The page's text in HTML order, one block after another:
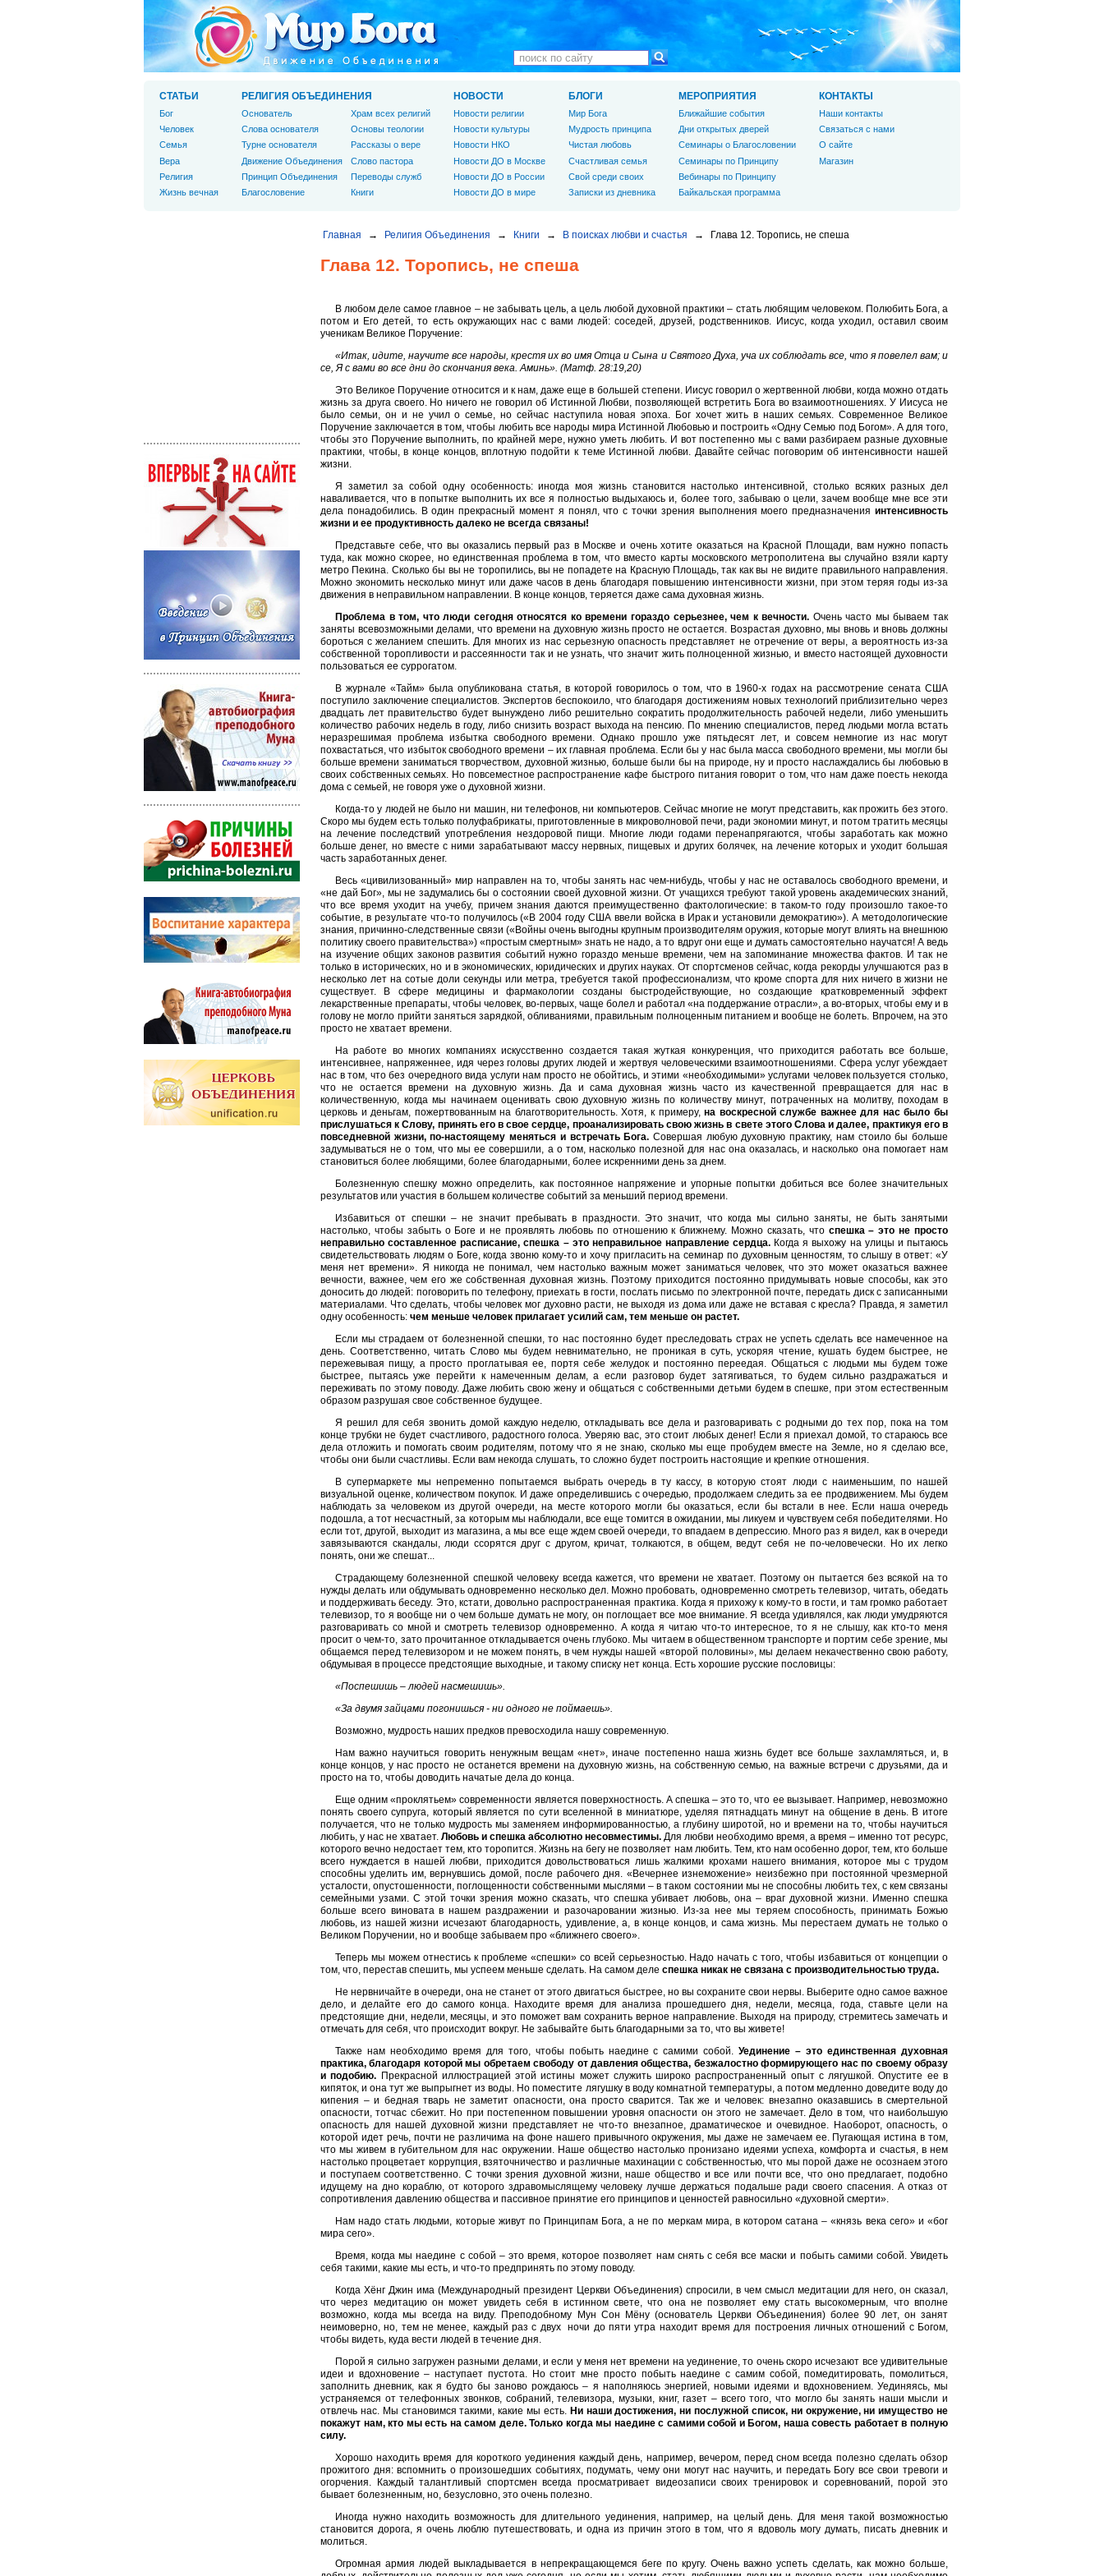
Главная → Религия Объединения → Книги → В поисках любви и счастья → Глава 12. Торопись, не спеша
Глава 12. Торопись, не спеша
В любом деле самое главное – не забывать цель, а цель любой духовной практики – стать любящим человеком. Полюбить Бога, а
потом и Его детей, то есть окружающих нас с вами людей: соседей, друзей, родственников. Иисус, когда уходил, оставил своим
ученикам Великое Поручение:
«Итак, идите, научите все народы, крестя их во имя Отца и Сына и Святого Духа, уча их соблюдать все, что я повелел вам; и
се, Я с вами во все дни до скончания века. Аминь». (Матф. 28:19,20)
Это Великое Поручение относится и к нам, даже еще в большей степени. Иисус говорил о жертвенной любви, когда можно отдать
жизнь за друга своего. Но ничего не говорил об Истинной Любви, позволяющей встретить Бога во взаимоотношениях. У Иисуса не
было семьи, он и не учил о семье, но сейчас наступила новая эпоха. Бог хочет жить в наших семьях. Современное Великое
Поручение заключается в том, чтобы любить все народы мира Истинной Любовью и построить «Одну Семью под Богом». А для того,
чтобы это Поручение выполнить, по крайней мере, нужно уметь любить. И вот постепенно мы с вами разбираем разные духовные
практики, чтобы, в конце концов, вплотную подойти к теме Истинной любви. Давайте сейчас поговорим об интенсивности нашей
жизни.
Я заметил за собой одну особенность: иногда моя жизнь становится настолько интенсивной, столько всяких разных дел
наваливается, что в попытке выполнить их все я полностью выдыхаюсь и, более того, забываю о цели, зачем вообще мне все эти
дела понадобились. В один прекрасный момент я понял, что с точки зрения выполнения моего предназначения интенсивность
жизни и ее продуктивность далеко не всегда связаны!
Представьте себе, что вы оказались первый раз в Москве и очень хотите оказаться на Красной Площади, вам нужно попасть
туда, как можно скорее, но единственная проблема в том, что вместо карты московского метрополитена вы случайно взяли карту
метро Пекина. Сколько бы вы не торопились, вы не попадете на Красную Площадь, так как вы не видите правильного направления.
Можно экономить несколько минут или даже часов в день благодаря повышению интенсивности жизни, при этом теряя годы из-за
движения в неправильном направлении. В конце концов, теряется даже сама духовная жизнь.
Проблема в том, что люди сегодня относятся ко времени гораздо серьезнее, чем к вечности. Очень часто мы бываем так
заняты всевозможными делами, что времени на духовную жизнь просто не остается. Возрастая духовно, мы вновь и вновь должны
бороться с желанием спешить. Для многих из нас серьезную опасность представляет не отречение от веры, а вероятность из-за
собственной торопливости и рассеянности так и не узнать, что значит жить полноценной жизнью, и вместо настоящей духовности
пользоваться ее суррогатом.
В журнале «Тайм» была опубликована статья, в которой говорилось о том, что в 1960-х годах на рассмотрение сената США
поступило заключение специалистов. Экспертов беспокоило, что благодаря достижениям новых технологий приблизительно через
двадцать лет правительство будет вынуждено либо решительно сократить продолжительность рабочей недели, либо уменьшить
количество рабочих недель в году, либо снизить возраст выхода на пенсию. По мнению специалистов, перед людьми могла встать
неразрешимая проблема избытка свободного времени. Однако прошло уже пятьдесят лет, и совсем немногие из нас могут
похвастаться, что избыток свободного времени – их главная проблема. Если бы у нас была масса свободного времени, мы могли бы
больше времени заниматься творчеством, духовной жизнью, больше были бы на природе, ну и просто наслаждались бы любовью в
своих собственных семьях. Но повсеместное распространение кафе быстрого питания говорит о том, что нам даже поесть некогда
дома с семьей, не говоря уже о духовной жизни.
Когда-то у людей не было ни машин, ни телефонов, ни компьютеров. Сейчас многие не могут представить, как прожить без этого.
Скоро мы будем есть только полуфабрикаты, приготовленные в микроволновой печи, ради экономии минут, и потом тратить месяцы
на лечение последствий употребления нездоровой пищи. Многие люди годами перенапрягаются, чтобы заработать как можно
больше денег, но вместе с ними зарабатывают массу нервных, пищевых и других болячек, на лечение которых и уходит большая
часть заработанных денег.
Весь «цивилизованный» мир направлен на то, чтобы занять нас чем-нибудь, чтобы у нас не оставалось свободного времени, и
«не дай Бог», мы не задумались бы о состоянии своей духовной жизни. От учащихся требуют такой уровень академических знаний,
что все время уходит на учебу, причем знания даются преимущественно фактологические: в таком-то году произошло такое-то
событие, в результате что-то получилось («В 2004 году США ввели войска в Ирак и установили демократию»). А методологические
знания, причинно-следственные связи («Войны очень выгодны крупным производителям оружия, которые могут влиять на внешнюю
политику своего правительства») «простым смертным» знать не надо, а то вдруг они еще и думать самостоятельно научатся! А ведь
на изучение общих законов развития событий нужно гораздо меньше времени, чем на запоминание множества фактов. И так не
только в исторических, но и в экономических, юридических и других науках. От спортсменов сейчас, когда рекорды улучшаются раз в
несколько лет на сотые доли секунды или метра, требуется такой профессионализм, что кроме спорта для них ничего в жизни не
существует. В сфере медицины и фармакологии созданы быстродействующие, но создающие кратковременный эффект
лекарственные препараты, чтобы человек, во-первых, чаще болел и работал «на поддержание отрасли», а во-вторых, чтобы ему и в
голову не могло прийти заняться зарядкой, обливаниями, правильным полноценным питанием и вообще не болеть. Впрочем, на это
просто не хватает времени.
На работе во многих компаниях искусственно создается такая жуткая конкуренция, что приходится работать все больше,
интенсивнее, напряженнее, идя через головы других людей и жертвуя человеческими взаимоотношениями. Сфера услуг убеждает
нас в том, что без очередного вида услуги нам просто не обойтись, и этими «необходимыми» услугами человек пользуется столько,
что не остается времени на духовную жизнь. Да и сама духовная жизнь часто из качественной превращается для нас в
количественную, когда мы начинаем оценивать свою духовную жизнь по количеству минут, потраченных на молитву, походам в
церковь и деньгам, пожертвованным на благотворительность. Хотя, к примеру,на воскресной службе важнее для нас было бы
прислушаться к Слову, принять его в свое сердце, проанализировать свою жизнь в свете этого Слова и далее, практикуя его в
повседневной жизни, по-настоящему меняться и встречать Бога. Совершая любую духовную практику, нам стоило бы больше
задумываться не о том, что мы ее совершили, а о том, насколько полезной для нас она оказалась, и насколько она помогает нам
становиться более любящими, более благодарными, более искренними день за днем.
Болезненную спешку можно определить, как постоянное напряжение и упорные попытки добиться все более значительных
результатов или участия в большем количестве событий за меньший период времени.
Избавиться от спешки – не значит пребывать в праздности. Это значит, что когда мы сильно заняты, не быть занятыми
настолько, чтобы забыть о Боге и не проявлять любовь по отношению к ближнему. Можно сказать, что спешка – это не просто
неправильно составленное расписание, спешка – это неправильное направление сердца. Когда я выхожу на улицы и пытаюсь
свидетельствовать людям о Боге, когда звоню кому-то и хочу пригласить на семинар по духовным ценностям, то слышу в ответ: «У
меня нет времени». Я никогда не понимал, чем настолько важным может заниматься человек, что это может оказаться важнее
вечности, важнее, чем его же собственная духовная жизнь. Поэтому приходится постоянно придумывать новые способы, как это
доносить до людей: поговорить по телефону, приехать в гости, послать письмо по электронной почте, передать диск с записанными
материалами. Что сделать, чтобы человек мог духовно расти, не выходя из дома или даже не вставая с кресла? Правда, я заметил
одну особенность: чем меньше человек прилагает усилий сам, тем меньше он растет.
Если мы страдаем от болезненной спешки, то нас постоянно будет преследовать страх не успеть сделать все намеченное на
день. Соответственно, читать Слово мы будем невнимательно, не проникая в суть, ускоряя чтение, кушать будем быстрее, не
пережевывая пищу, а просто проглатывая ее, портя себе желудок и постоянно переедая. Общаться с людьми мы будем тоже
быстрее, пытаясь уже перейти к намеченным делам, а если разговор будет затягиваться, то будем сильно раздражаться и
переживать по этому поводу. Даже любить свою жену и общаться с собственными детьми будем в спешке, при этом естественным
образом разрушая свое собственное будущее.
Я решил для себя звонить домой каждую неделю, откладывать все дела и разговаривать с родными до тех пор, пока на том
конце трубки не будет счастливого, радостного голоса. Уверяю вас, это стоит любых денег! Если я приехал домой, то стараюсь все
дела отложить и помогать своим родителям, потому что я не знаю, сколько мы еще пробудем вместе на Земле, но я сделаю все,
чтобы они были счастливы. Если вам некогда слушать, то сложно будет построить настоящие и крепкие отношения.
В супермаркете мы непременно попытаемся выбрать очередь в ту кассу, в которую стоят люди с наименьшим, по нашей
визуальной оценке, количеством покупок. И даже определившись с очередью, продолжаем следить за ее продвижением. Мы будем
наблюдать за человеком из другой очереди, на месте которого могли бы оказаться, если бы встали в нее. Если наша очередь
подошла, а тот несчастный, за которым мы наблюдали, все еще томится в ожидании, мы ликуем и чувствуем себя победителями. Но
если тот, другой, выходит из магазина, а мы все еще ждем своей очереди, то впадаем в депрессию. Много раз я видел, как в очереди
завязываются скандалы, люди ссорятся друг с другом, кричат, толкаются, в общем, ведут себя не по-человечески. Но их легко
понять, они же спешат...
Страдающему болезненной спешкой человеку всегда кажется, что времени не хватает. Поэтому он пытается без всякой на то
нужды делать или обдумывать одновременно несколько дел. Можно пробовать, одновременно смотреть телевизор, читать, обедать
и поддерживать беседу. Это, кстати, довольно распространенная практика. Когда я прихожу к кому-то в гости, и там громко работает
телевизор, то я вообще ни о чем больше думать не могу, он поглощает все мое внимание. Я всегда удивлялся, как люди умудряются
разговаривать со мной и смотреть телевизор одновременно. А когда я читаю что-то интересное, то я не слышу, как кто-то меня
просит о чем-то, зато прочитанное откладывается очень глубоко. Мы читаем в общественном транспорте и портим себе зрение, мы
общаемся перед телевизором и не можем понять, в чем нужды нашей «второй половины», мы делаем некачественно свою работу,
обдумывая в процессе предстоящие выходные, и такому списку нет конца. Есть хорошие русские пословицы:
«Поспешишь – людей насмешишь».
«За двумя зайцами погонишься - ни одного не поймаешь».
Возможно, мудрость наших предков превосходила нашу современную.
Нам важно научиться говорить ненужным вещам «нет», иначе постепенно наша жизнь будет все больше захламляться, и, в
конце концов, у нас просто не останется времени на духовную жизнь, на собственную семью, на важные встречи с друзьями, да и
просто на то, чтобы доводить начатые дела до конца.
Еще одним «проклятьем» современности является поверхностность. А спешка – это то, что ее вызывает. Например, невозможно
понять своего супруга, который является по сути вселенной в миниатюре, уделяя пятнадцать минут на общение в день. В итоге
получается, что не только мудрость мы заменяем информированностью, а глубину широтой, но и времени на то, чтобы научиться
любить, у нас не хватает. Любовь и спешка абсолютно несовместимы. Для любви необходимо время, а время – именно тот ресурс,
которого вечно недостает тем, кто торопится. Жизнь на бегу не позволяет нам любить. Тем, кто нам особенно дорог, тем, кто больше
всего нуждается в нашей любви, приходится довольствоваться лишь жалкими крохами нашего внимания, которое мы с трудом
способны уделить им, вернувшись домой, после рабочего дня. «Вечернее изнеможение» неизбежно при постоянной чрезмерной
усталости, опустошенности, поглощенности собственными мыслями – в таком состоянии мы не способны любить тех, с кем связаны
семейными узами. С этой точки зрения можно сказать, что спешка убивает любовь, она – враг духовной жизни. Именно спешка
больше всего виновата в нашем раздражении и разочаровании жизнью. Из-за нее мы теряем способность, принимать Божью
любовь, из нашей жизни исчезают благодарность, удивление, а, в конце концов, и сама жизнь. Мы перестаем думать не только о
Великом Поручении, но и вообще забываем про «ближнего своего».
Теперь мы можем отнестись к проблеме «спешки» со всей серьезностью. Надо начать с того, чтобы избавиться от концепции о
том, что, перестав спешить, мы успеем меньше сделать. На самом деле спешка никак не связана с производительностью труда.
Не нервничайте в очереди, она не станет от этого двигаться быстрее, но вы сохраните свои нервы. Выберите одно самое важное
дело, и делайте его до самого конца. Находите время для анализа прошедшего дня, недели, месяца, года, ставьте цели на
предстоящие дни, недели, месяцы, и это поможет вам сохранить верное направление. Выходя на природу, стремитесь замечать и
отмечать для себя, что происходит вокруг. Не забывайте быть благодарными за то, что вы живете!
Также нам необходимо время для того, чтобы побыть наедине с самими собой.Уединение – это единственная духовная
практика, благодаря которой мы обретаем свободу от давления общества, безжалостно формирующего нас по своему образу
и подобию. Прекрасной иллюстрацией этой истины может служить широко распространенный опыт с лягушкой. Опустите ее в
кипяток, и она тут же выпрыгнет из воды. Но поместите лягушку в воду комнатной температуры, а потом медленно доведите воду до
кипения – и бедная тварь не заметит опасности, она просто сварится. Так же и человек: внезапно оказавшись в смертельной
опасности, тотчас сбежит. Но при постепенном повышении уровня опасности он этого не замечает. Дело в том, что наибольшую
опасность для нашей духовной жизни представляет не что-то внезапное, драматическое и очевидное. Наоборот, опасность, о
которой идет речь, почти не различима на фоне нашего привычного окружения, мы даже не замечаем ее. Пугающая истина в том,
что мы живем в губительном для нас окружении. Наше общество настолько пронизано идеями успеха, комфорта и счастья, в нем
настолько процветает коррупция, взяточничество и различные махинации с собственностью, что мы порой даже не осознаем этого
и поступаем соответственно. С точки зрения духовной жизни, наше общество и все или почти все, что оно предлагает, подобно
идущему на дно кораблю, от которого здравомыслящему человеку лучше держаться подальше ради своего спасения. А отказ от
сопротивления давлению общества и пассивное принятие его принципов и ценностей равносильно «духовной смерти».
Нам надо стать людьми, которые живут по Принципам Бога, а не по меркам мира, в котором сатана – «князь века сего» и «бог
мира сего».
Время, когда мы наедине с собой – это время, которое позволяет нам снять с себя все маски и побыть самими собой. Увидеть
себя такими, какие мы есть, и что-то предпринять по этому поводу.
Когда Хёнг Джин има (Международный президент Церкви Объединения) спросили, в чем смысл медитации для него, он сказал,
что через медитацию он может увидеть себя в истинном свете, что она не позволяет ему стать высокомерным, что вполне
возможно, когда мы всегда на виду. Преподобному Мун Сон Мёну (основатель Церкви Объединения) более 90 лет, он занят
неимоверно, но, тем не менее, каждый раз с двух ночи до пяти утра находит время для построения личных отношений с Богом,
чтобы видеть, куда вести людей в течение дня.
Порой я сильно загружен разными делами, и если у меня нет времени на уединение, то очень скоро исчезают все удивительные
идеи и вдохновение – наступает пустота. Но стоит мне просто побыть наедине с самим собой, помедитировать, помолиться,
заполнить дневник, как я будто бы заново рождаюсь – я наполняюсь энергией, новыми идеями и вдохновением. Уединяясь, мы
устраняемся от телефонных звонков, собраний, телевизора, музыки, книг, газет – всего того, что могло бы занять наши мысли и
отвлечь нас. Мы становимся такими, какие мы есть. Ни наши достижения, ни послужной список, ни окружение, ни имущество не
покажут нам, кто мы есть на самом деле. Только когда мы наедине с самими собой и Богом, наша совесть работает в полную
силу.
Хорошо находить время для короткого уединения каждый день, например, вечером, перед сном всегда полезно сделать обзор
прожитого дня: вспомнить о произошедших событиях, подумать, чему они могут нас научить, и передать Богу все свои тревоги и
огорчения. Каждый талантливый спортсмен всегда просматривает видеозаписи своих тренировок и соревнований, порой это
бывает болезненным, но, безусловно, это очень полезно.
Иногда нужно находить возможность для длительного уединения, например, на целый день. Для меня такой возможностью
становится дорога, я очень люблю путешествовать, и одна из причин этого в том, что я вдоволь могу думать, писать дневник и
молиться.
Огромная армия людей выкладывается в непрекращающемся беге по кругу. Очень важно успеть сделать, как можно больше,
СТАТЬИ
Бог
Человек
Cемья
Вера
Религия
Жизнь вечная
РЕЛИГИЯ ОБЪЕДИНЕНИЯ
Основатель
Слова основателя
Турне основателя
Движение Объединения
Принцип Объединения
Благословение
Храм всех религий
Основы теологии
Рассказы о вере
Слово пастора
Переводы служб
Книги
НОВОСТИ
Новости религии
Новости культуры
Новости НКО
Новости ДО в Москве
Новости ДО в России
Новости ДО в мире
БЛОГИ
Мир Бога
Мудрость принципа
Чистая любовь
Счастливая семья
Свой среди своих
Записки из дневника
МЕРОПРИЯТИЯ
Ближайшие события
Дни открытых дверей
Семинары о Благословении
Семинары по Принципу
Вебинары по Принципу
Байкальская программа
КОНТАКТЫ
Наши контакты
Связаться с нами
О сайте
Магазин